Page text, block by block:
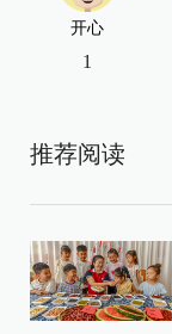
开心
1
推荐阅读